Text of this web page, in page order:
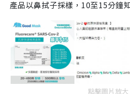
產品以鼻拭子採樣，10至15分鐘
點擊圖片放大